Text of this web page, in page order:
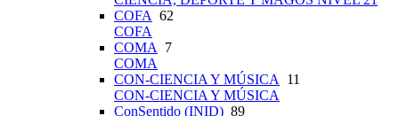
COFA 62
COFA
COMA
7
COMA
CON-CIENCIA Y MÚSICA
11
CON-CIENCIA Y MÚSICA
ConSentido (INID) 89